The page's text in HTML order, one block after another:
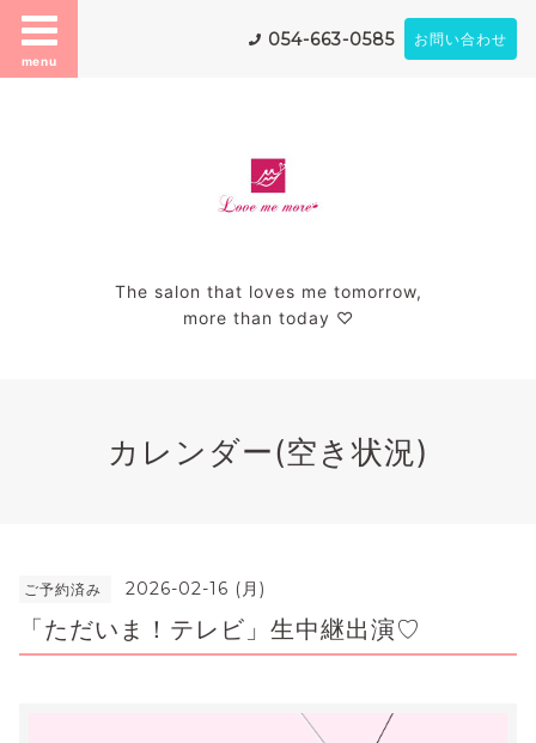
menu
054-663-0585 お問い合わせ
The salon that loves me tomorrow,
more than today ♡
カレンダー(空き状況)
ご予約済み 2026-02-16 (月)
「ただいま！テレビ」生中継出演♡